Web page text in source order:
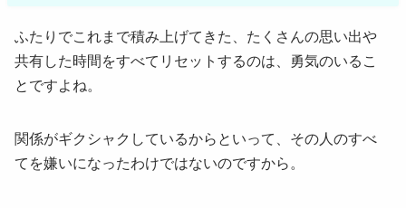
ふたりでこれまで積み上げてきた、たくさんの思い出や
共有した時間をすべてリセットするのは、勇気のいるこ
とですよね。
関係がギクシャクしているからといって、その人のすべ
てを嫌いになったわけではないのですから。